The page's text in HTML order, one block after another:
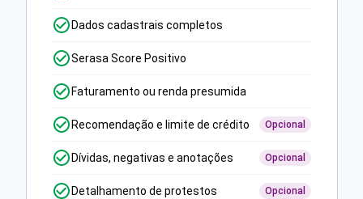
Dados cadastrais completos
Serasa Score Positivo
Faturamento ou renda presumida
Recomendação e limite de crédito Opcional
Dívidas, negativas e anotações Opcional
Detalhamento de protestos Opcional